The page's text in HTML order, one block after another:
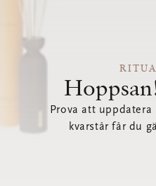
Prova att
kvarstår får du